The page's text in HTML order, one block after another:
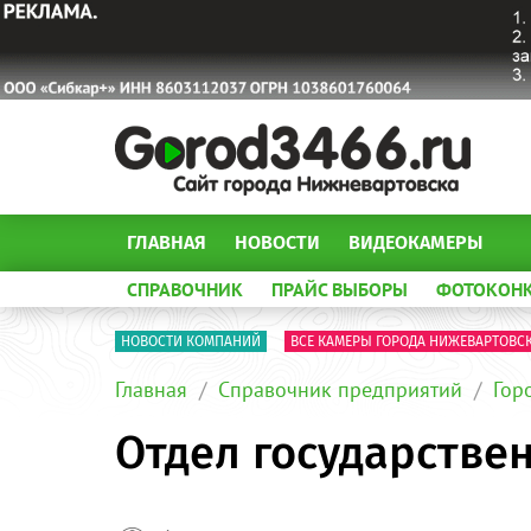
ГЛАВНАЯ НОВОСТИ ВИДЕОКАМЕРЫ
СПРАВОЧНИК ПРАЙС ВЫБОРЫ
НОВОСТИ КОМПАНИЙ ВСЕ КАМЕРЫ ГОРОДА
Главная Справочник предприятий
Отдел